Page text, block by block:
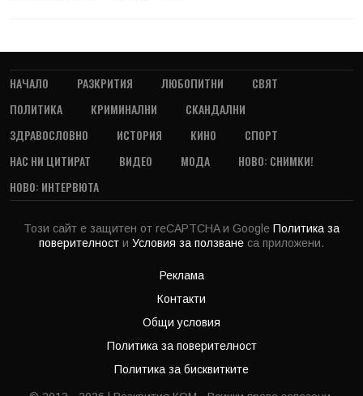
НАЧАЛО РАЗКРИТИЯ ЛЮБОПИТНИ
СВЯТ
ПОЛИТИКА
КРИМИНАЛНИ
СКАНДАЛНИ
ЗДРАВОСЛОВНО
ИСТОРИЯ КИНО
СПОРТ
НАС НИ ЦИТИРАТ
ВИДЕО МОДА
НОВО: СНИМКИ!
НОВО: ИНТЕРВЮТА
Този сайт е защитен от reCAPTCHA и Google Политика за
поверителност и Условия за ползване са приложени.
Реклама
Контакти
Общи условия
Политика за поверителност
Политика за бисквитките